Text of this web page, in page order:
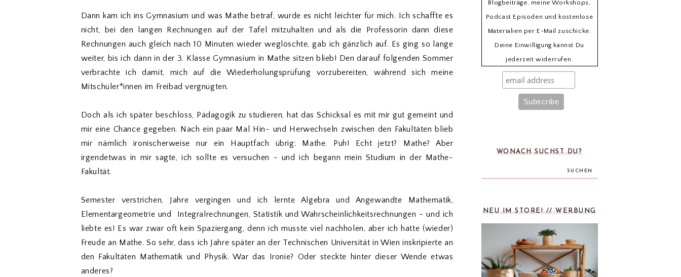
Dann kam ich ins Gymnasium und was Mathe betraf, wurde es nicht leichter für mich. Ich schaffte es
nicht, bei den langen Rechnungen auf der Tafel mitzuhalten und als die Professorin dann diese
Rechnungen auch gleich nach 10 Minuten wieder weglöschte, gab ich gänzlich auf. Es ging so lange
weiter, bis ich dann in der 3. Klasse Gymnasium in Mathe sitzen blieb! Den darauf folgenden Sommer
verbrachte ich damit, mich auf die Wiederholungsprüfung vorzubereiten, während sich meine
Mitschüler*innen im Freibad vergnügten.
Doch als ich später beschloss, Pädagogik zu studieren, hat das Schicksal es mit mir gut gemeint und
mir eine Chance gegeben. Nach ein paar Mal Hin- und Herwechseln zwischen den Fakultäten blieb
mir nämlich ironischerweise nur ein Hauptfach übrig: Mathe. Puh! Echt jetzt? Mathe? Aber
irgendetwas in mir sagte, ich sollte es versuchen - und ich begann mein Studium in der Mathe-
Fakultät.
Semester verstrichen, Jahre vergingen und ich lernte Algebra und Angewandte Mathematik,
Elementargeometrie und Integralrechnungen, Statistik und Wahrscheinlichkeitsrechnungen - und ich
liebte es! Es war zwar oft kein Spaziergang, denn ich musste viel nachholen, aber ich hatte (wieder)
Freude an Mathe. So sehr, dass ich Jahre später an der Technischen Universität in Wien inskripierte an
den Fakultäten Mathematik und Physik. War das Ironie? Oder steckte hinter dieser Wende etwas
anderes?
Blogbeiträge, meine Workshops,
Podcast Episoden und kostenlose
Materialien per E-Mail zuschicke.
Deine Einwilligung kannst Du
jederzeit widerrufen.
WONACH SUCHST DU?
SUCHEN
NEU IM STORE! // WERBUNG